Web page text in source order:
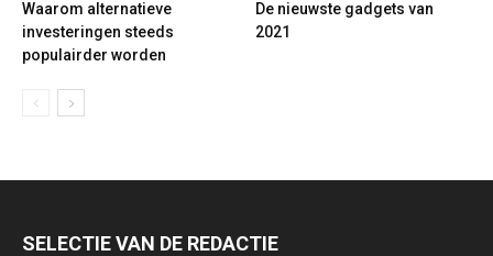
Waarom alternatieve
investeringen steeds
populairder worden
De nieuwste gadgets van
2021
SELECTIE VAN DE REDACTIE